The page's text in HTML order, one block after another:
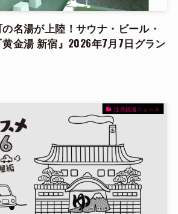
の名湯が上陸！サウナ・ビール・
金湯 新宿』2026年7月7日グラン
注目銭湯ニュース